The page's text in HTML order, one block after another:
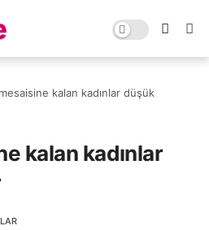
kalan kadınlar düşük
kalan kadınlar